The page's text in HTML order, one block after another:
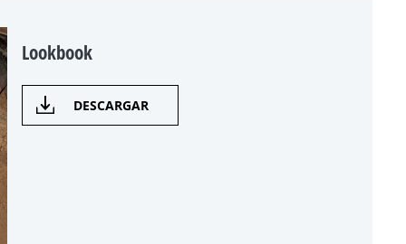
Lookbook
DESCARGAR